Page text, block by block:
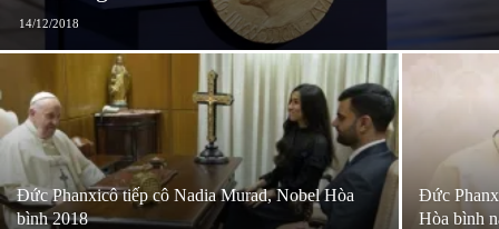
14/12/2018
Đức Phanxicô tiếp cô Nadia Murad, Nobel Hòa
bình 2018
Đức
Hòa bình